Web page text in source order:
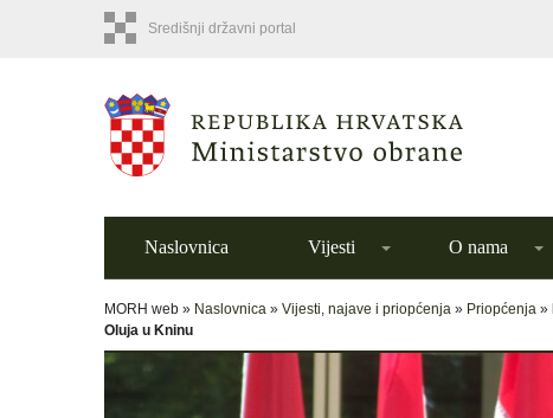
Središnji državni portal
Naslovnica Vijesti O nama
MORH web » Naslovnica » Vijesti, najave i priopćenja » Priopćenja »
Oluja u Kninu